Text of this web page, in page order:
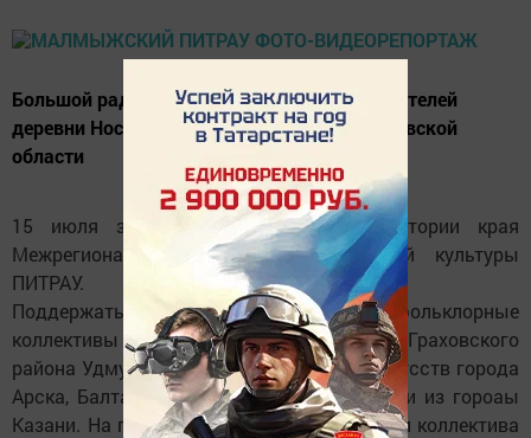
Большой радостью наполнились сердца жителей
деревни Нослы Малмыжского района Кировской
области
15 июля здесь прошел первый в истории края
Межрегиональный праздник кряшенской культуры
ПИТРАУ.
Поддержать нослинцев приехали фольклорные
коллективы из города Вятские Поляны, Граховского
района Удмуртии, Йошкар-Олы, школы искусств города
Арска, Балтасинского района Татарстана и из гороаы
Казани. На празднике выступили сразу три коллектива